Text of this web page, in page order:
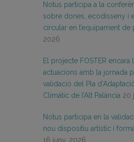
Notus participa a la
sobre dones, ecodisseny i
circular en l’equipament de
2026
El projecte FOSTER encara
actuacions amb la jornada
validació del Pla
Climàtic de l’Alt Palància 20
Notus participa en la
nou dispositiu artístic i
16 juny, 2026